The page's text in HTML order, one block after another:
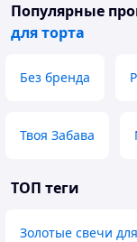
Популярные
для торта
Без бренда
Твоя Забава
ТОП теги
Золотые свечи